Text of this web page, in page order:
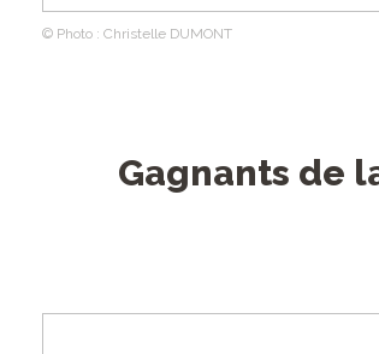
© Photo : Christelle DUMONT
Gagnants de